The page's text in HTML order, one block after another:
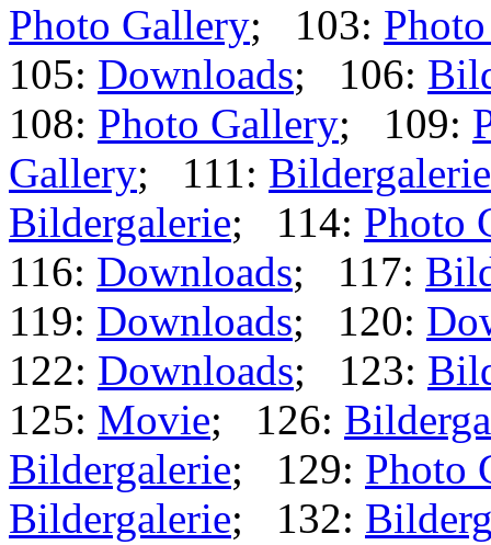
Photo Gallery; 103:
105: Downloads; 106:
108: Photo Gallery; 109:
Gallery; 111: Bildergalerie
Bildergalerie; 114: Photo
116: Downloads; 117:
119: Downloads; 120:
122: Downloads; 123:
125: Movie; 126:
Bildergalerie; 129: Photo
Bildergalerie; 132: